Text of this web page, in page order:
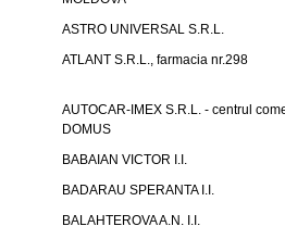
ASTRO UNIVERSAL S.R.L.
ATLANT S.R.L., farmacia nr.298
AUTOCAR-IMEX S.R.L. - centrul
DOMUS
BABAIAN VICTOR I.I.
BADARAU SPERANTA I.I.
BALAHTEROVA A.N. I.I.